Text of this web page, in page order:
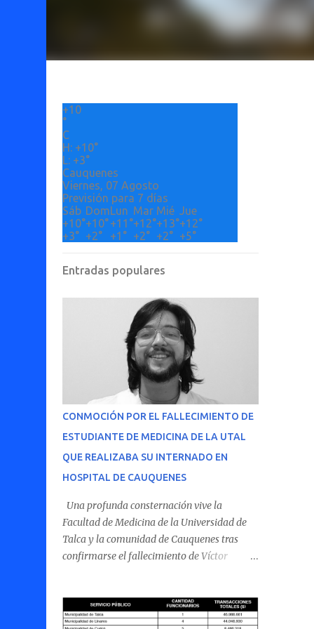
+10
°
C
H: +10°
L: +3°
Cauquenes
Viernes, 07 Agosto
Previsión para 7 días
Sáb DomLun Mar Mié Jue
+10°+10°+11°+12°+13°+12°
+3° +2° +1° +2° +2° +5°
Entradas populares
CONMOCIÓN POR EL FALLECIMIENTO DE
ESTUDIANTE DE MEDICINA DE LA UTAL
QUE REALIZABA SU INTERNADO EN
HOSPITAL DE CAUQUENES
Una profunda consternación vive la
Facultad de Medicina de la Universidad de
Talca y la comunidad de Cauquenes tras
confirmarse el fallecimiento de Víctor
Cauquenes. De acuerdo con los antecedentes
conocidos, el joven se presentó a cumplir su